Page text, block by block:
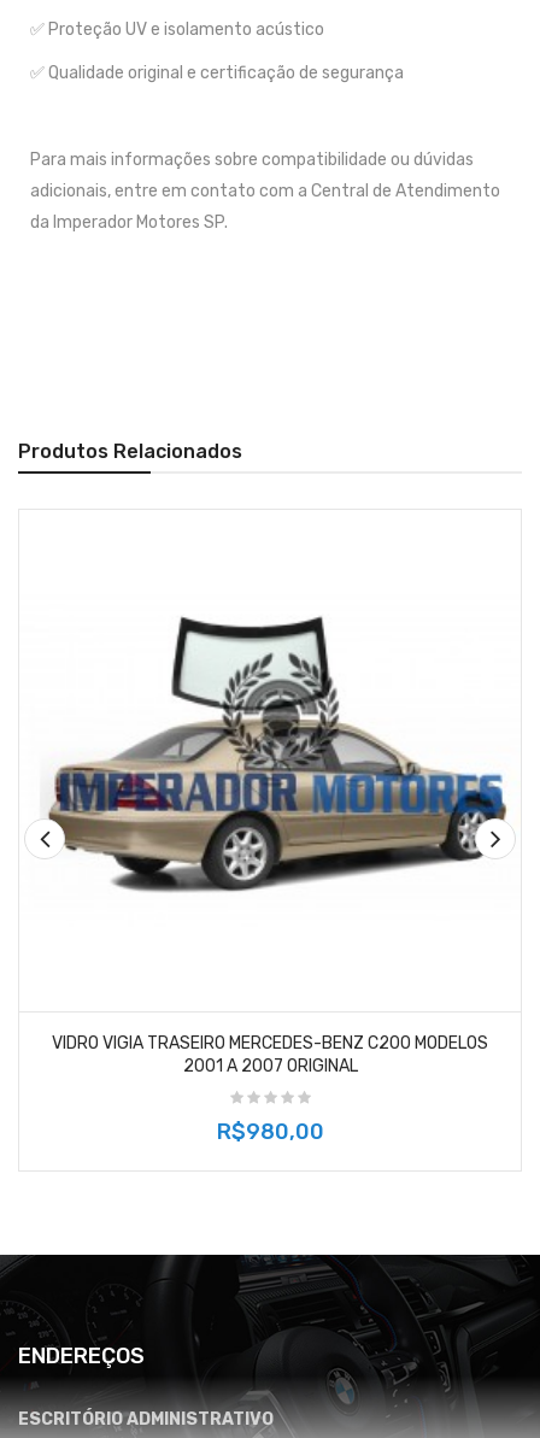
✅ Proteção UV e isolamento acústico
✅ Qualidade original e certificação de segurança
Para mais informações sobre compatibilidade ou dúvidas
adicionais, entre em contato com a Central de Atendimento
da Imperador Motores SP.
Produtos Relacionados
VIDRO VIGIA TRASEIRO MERCEDES-BENZ C200 MODELOS
2001 A 2007 ORIGINAL
R$980,00
ENDEREÇOS
ESCRITÓRIO ADMINISTRATIVO